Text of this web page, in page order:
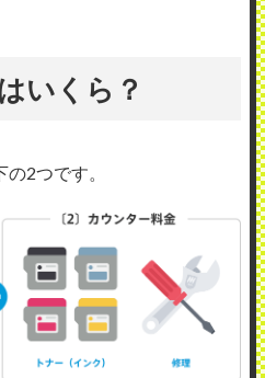
いくら？
2つです。